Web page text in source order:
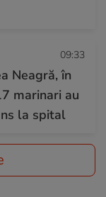
09:33
Neagră, în
marinari au
la spital